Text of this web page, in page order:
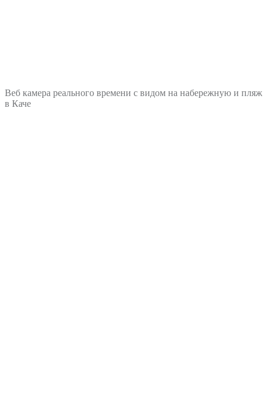
Веб камера реального времени с видом на набережную и пляж
в Каче